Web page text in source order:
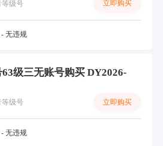
等级号 立即购买
无违规
级三无账号购买 DY2026-
等级号 立即购买
无违规